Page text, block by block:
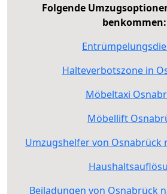
Folgende
benkommen:
Halteverbotszone in
Möbeltaxi
Möbellift
Umzugshelfer von Osnabrück
Beiladungen von Osnabrück